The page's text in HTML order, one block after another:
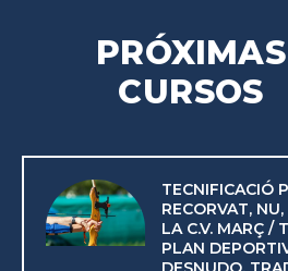
PRÓXIMAS
CURSOS
TECNIFICACIÓ
RECORVAT,
LA C.V. MARÇ /
PLAN